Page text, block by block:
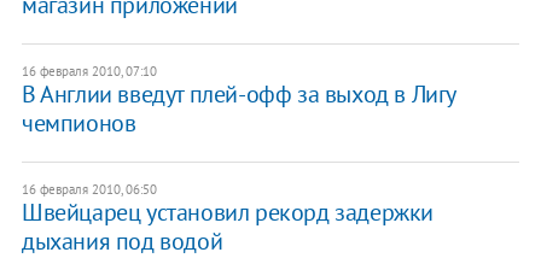
16 февраля 2010, 07:10
В Англии введут плей-офф за выход в Лигу
чемпионов
16 февраля 2010, 06:50
Швейцарец установил рекорд задержки
дыхания под водой